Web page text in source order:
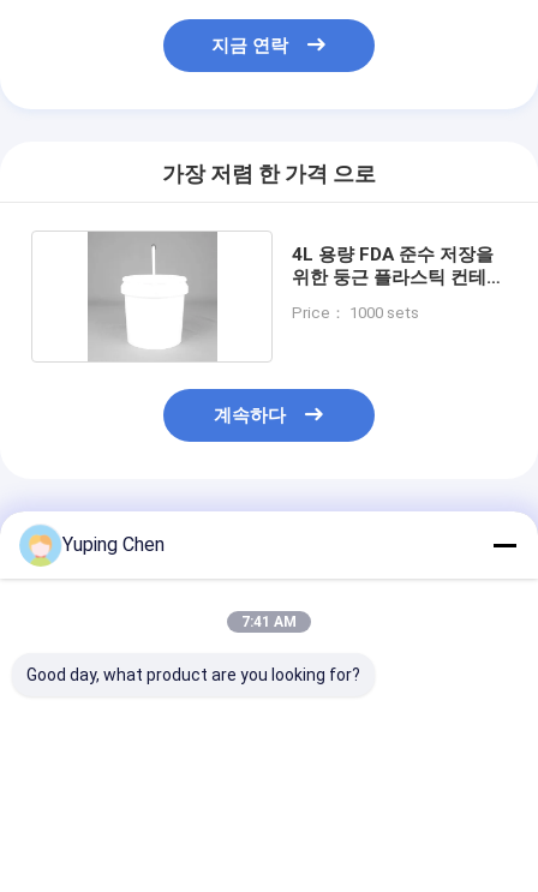
지금 연락
가장 저렴 한 가격 으로
4L 용량 FDA 준수 저장을
위한 둥근 플라스틱 컨테이
Price： 1000 sets
계속하다
추천된 제품
Yuping Chen
7:41 AM
Good day, what product are you looking for?